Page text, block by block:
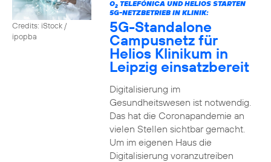
Credits: iStock /
ipopba
O2TELEFÓNICA UND HELIOS STARTEN
5G-NETZBETRIEB IN KLINIK:
5G-Standalone
Campusnetz für
Helios Klinikum in
Leipzig einsatzbereit
Digitalisierung im
Gesundheitswesen ist notwendig.
Das hat die Coronapandemie an
vielen Stellen sichtbar gemacht.
Um im eigenen Haus die
Digitalisierung voranzutreiben